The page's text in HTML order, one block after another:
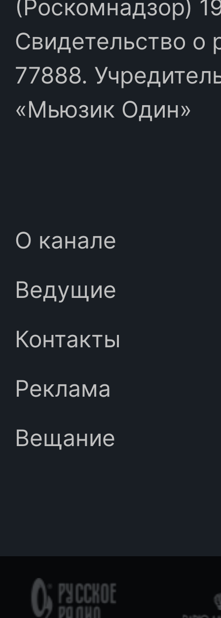
(Роскомнадзор)
Свидетельство
77888.
«Мьюзик Один»
О канале
Ведущие
Контакты
Реклама
Вещание